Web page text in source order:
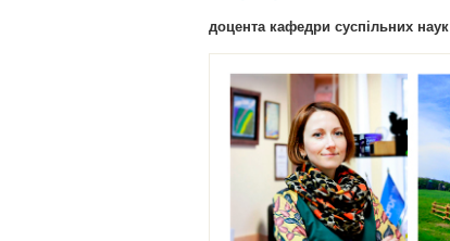
доцента кафедри суспільних наук